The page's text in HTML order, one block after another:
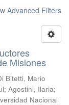
Advanced Filters
Misiones
Bitetti, Mario
Agostini, Ilaria;
Nacional